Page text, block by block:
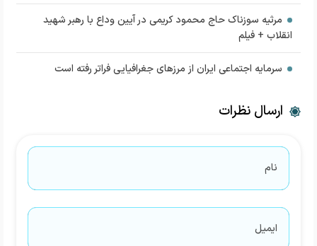
مرثیه سوزناک حاج محمود کریمی در آیین وداع با رهبر شهید
انقلاب + فیلم
سرمایه اجتماعی ایران از مرز‌های جغرافیایی فراتر رفته است
ارسال نظرات